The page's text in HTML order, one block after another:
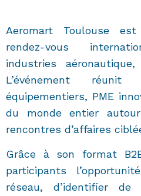
Aeromart Toulouse
rendez-vous
industries
L’événement réunit
équipementiers, PME
du monde entier
rencontres d’affaires
Grâce à son format
participants
réseau, d’identifier de